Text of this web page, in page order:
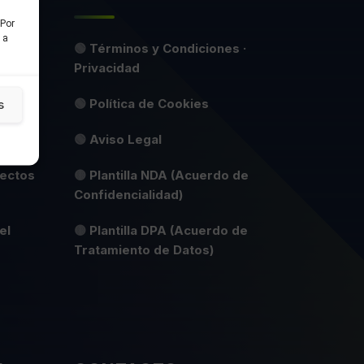
a
🟢 Términos y Condiciones ·
Privacidad
🟢 Política de Cookies
🟢 Aviso Legal
🟡 Plantilla NDA (Acuerdo de
Confidencialidad)
🟡 Plantilla DPA (Acuerdo de
Tratamiento de Datos)